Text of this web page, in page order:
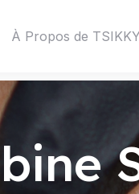
À Propos de TSIKKY